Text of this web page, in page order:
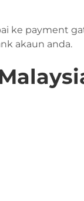
ke payment
akaun anda.